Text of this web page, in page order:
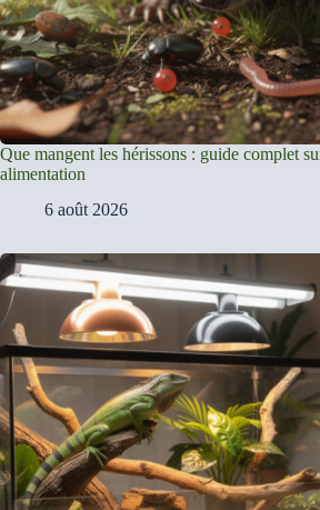
Que mangent les hérissons : guide complet
alimentation
6 août 2026